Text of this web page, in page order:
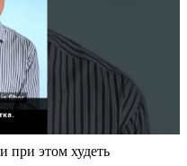
при этом худеть